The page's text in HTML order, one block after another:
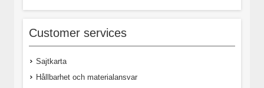
Customer services
Sajtkarta
Hållbarhet och materialansvar